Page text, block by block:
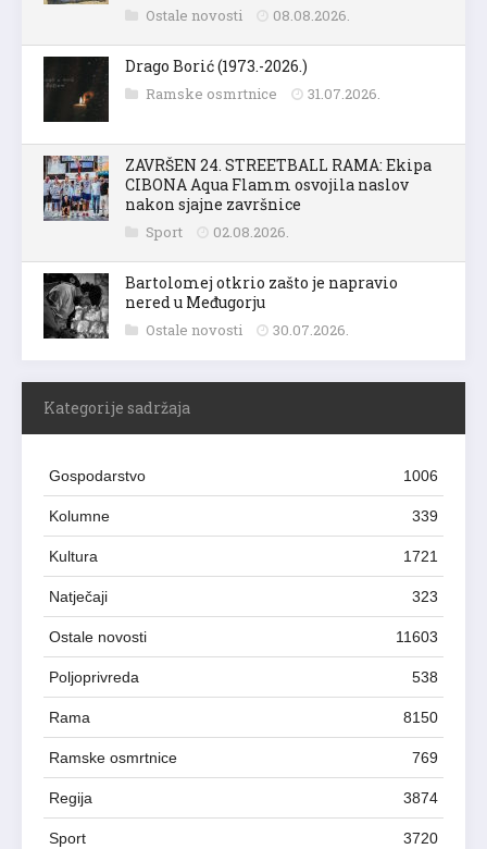
Ostale novosti 08.08.2026.
Drago Borić (1973.-2026.)
Ramske osmrtnice 31.07.2026.
ZAVRŠEN 24. STREETBALL RAMA: Ekipa
CIBONA Aqua Flamm osvojila naslov
nakon sjajne završnice
Sport 02.08.2026.
Bartolomej otkrio zašto je napravio
nered u Međugorju
Ostale novosti 30.07.2026.
Kategorije sadržaja
Gospodarstvo 1006
Kolumne 339
Kultura 1721
Natječaji 323
Ostale novosti 11603
Poljoprivreda 538
Rama 8150
Ramske osmrtnice 769
Regija 3874
Sport 3720